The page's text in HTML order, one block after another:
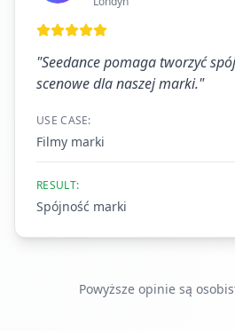
"Seedance pomaga tworzyć
scenowe dla naszej marki."
USE CASE:
Filmy marki
RESULT:
Spójność marki
Powyższe opinie są